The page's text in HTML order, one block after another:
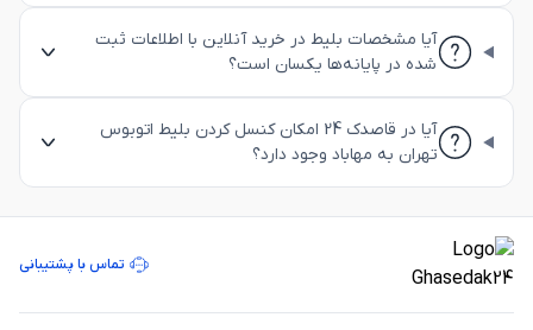
آیا مشخصات بلیط در خرید آنلاین با اطلاعات ثبت
شده در پایانه‌ها یکسان است؟
آیا در قاصدک 24 امکان کنسل کردن بلیط اتوبوس
تهران به مهاباد وجود دارد؟
تماس با پشتیبانی